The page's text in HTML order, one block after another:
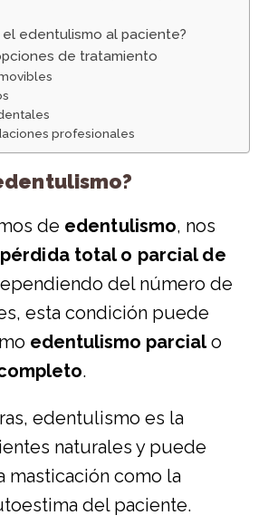
edentulismo al paciente?
de tratamiento
profesionales
de edentulismo, nos
pérdida total o parcial de
del número de
esta condición puede
edentulismo parcialo
.
edentulismo es la
naturales y puede
masticación como la
del paciente.